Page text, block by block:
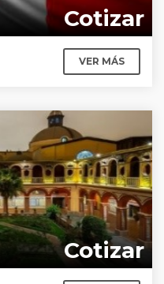
Cotizar
VER MÁS
Cotizar